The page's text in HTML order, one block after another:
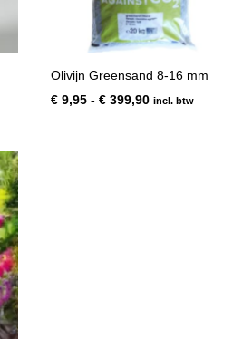
Olivijn Greensand 8-16 mm
€9,95 - €399,90Prijsklasse:
incl. btw